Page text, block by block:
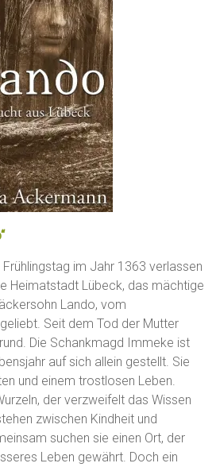
Frühlingstag im Jahr 1363 verlassen
Heimatstadt Lübeck, das mächtige
Lando, vom
Seit dem Tod der Mutter
Die Schankmagd Immeke ist
auf sich allein gestellt. Sie
und einem trostlosen Leben.
der verzweifelt das Wissen
zwischen Kindheit und
suchen sie einen Ort, der
Leben gewährt. Doch ein